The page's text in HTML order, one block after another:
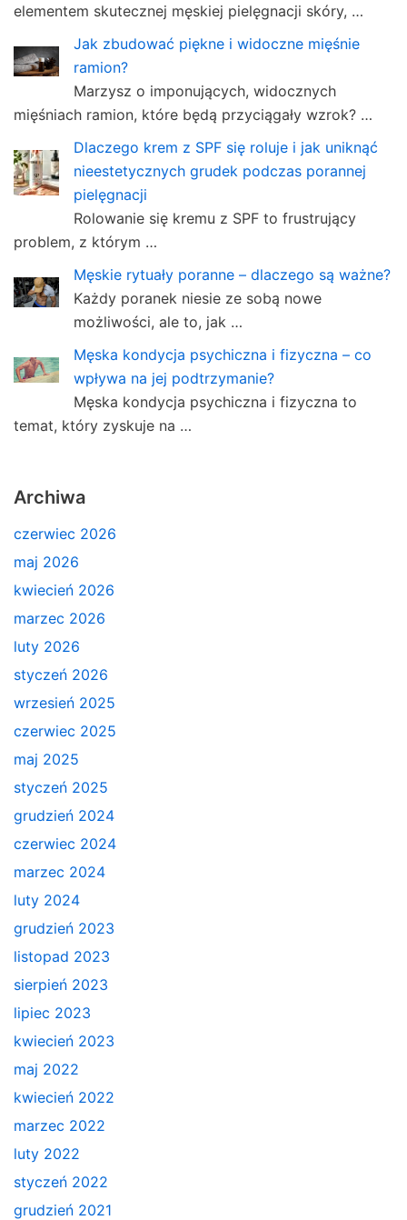
elementem skutecznej męskiej pielęgnacji skóry, …
Jak zbudować piękne i widoczne mięśnie
ramion?
Marzysz o imponujących, widocznych
mięśniach ramion, które będą przyciągały wzrok? …
Dlaczego krem z SPF się roluje i jak uniknąć
nieestetycznych grudek podczas porannej
pielęgnacji
Rolowanie się kremu z SPF to frustrujący
problem, z którym …
Męskie rytuały poranne – dlaczego są ważne?
Każdy poranek niesie ze sobą nowe
możliwości, ale to, jak …
Męska kondycja psychiczna i fizyczna – co
wpływa na jej podtrzymanie?
Męska kondycja psychiczna i fizyczna to
temat, który zyskuje na …
Archiwa
czerwiec 2026
maj 2026
kwiecień 2026
marzec 2026
luty 2026
styczeń 2026
wrzesień 2025
czerwiec 2025
maj 2025
styczeń 2025
grudzień 2024
czerwiec 2024
marzec 2024
luty 2024
grudzień 2023
listopad 2023
sierpień 2023
lipiec 2023
kwiecień 2023
maj 2022
kwiecień 2022
marzec 2022
luty 2022
styczeń 2022
grudzień 2021